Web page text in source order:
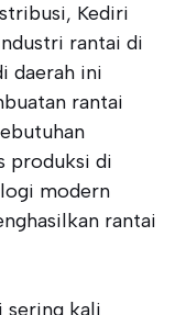
Kediri
rantai di
daerah ini
rantai
produksi di
modern
rantai
sering kali